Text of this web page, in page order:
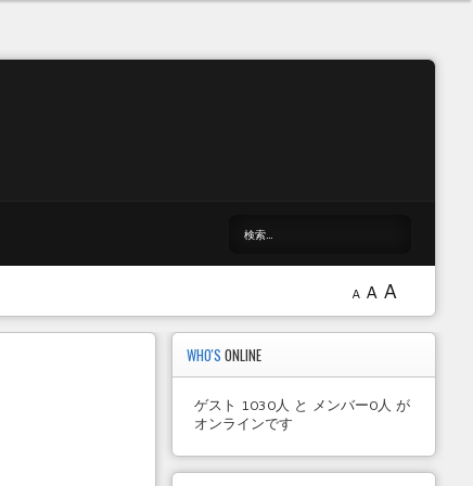
A A A
WHO'SONLINE
ゲスト 1030人 と メンバー0人 が
オンラインです